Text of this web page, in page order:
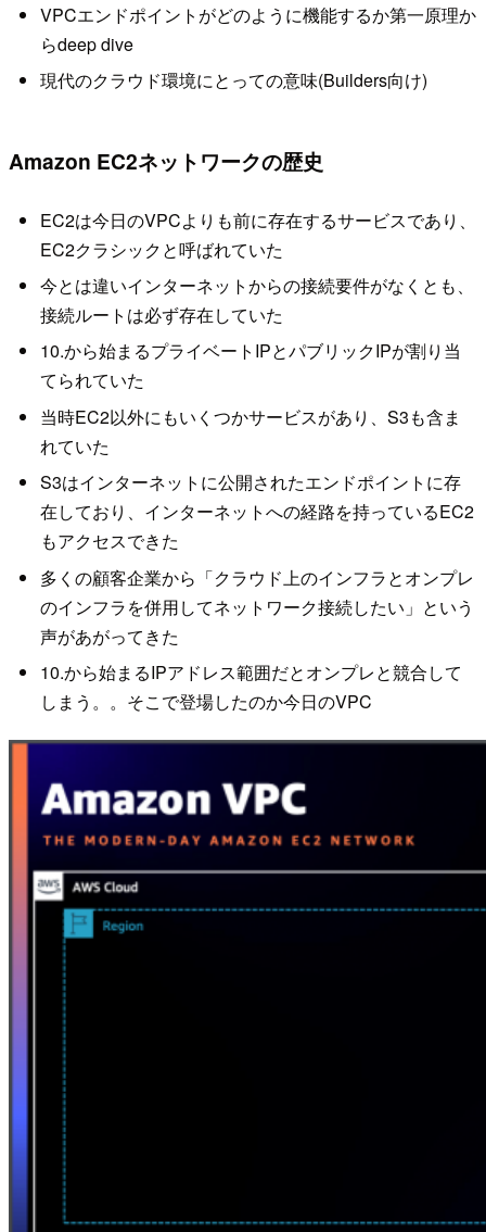
VPCエンドポイントがどのように機能するか第一原理か
らdeep dive
現代のクラウド環境にとっての意味(Builders向け)
Amazon EC2ネットワークの歴史
EC2は今日のVPCよりも前に存在するサービスであり、
EC2クラシックと呼ばれていた
今とは違いインターネットからの接続要件がなくとも、
接続ルートは必ず存在していた
10.から始まるプライベートIPとパブリックIPが割り当
てられていた
当時EC2以外にもいくつかサービスがあり、S3も含ま
れていた
S3はインターネットに公開されたエンドポイントに存
在しており、インターネットへの経路を持っているEC2
もアクセスできた
多くの顧客企業から「クラウド上のインフラとオンプレ
のインフラを併用してネットワーク接続したい」という
声があがってきた
10.から始まるIPアドレス範囲だとオンプレと競合して
しまう。。そこで登場したのか今日のVPC